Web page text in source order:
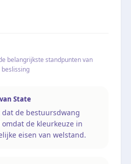
belangrijkste standpunten van
State
de bestuursdwang
de kleurkeuze in
eisen van welstand.